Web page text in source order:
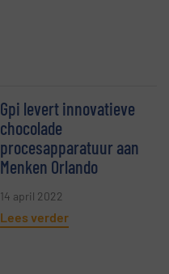
Gpi levert innovatieve
chocolade
procesapparatuur aan
Menken Orlando
14 april 2022
Lees verder